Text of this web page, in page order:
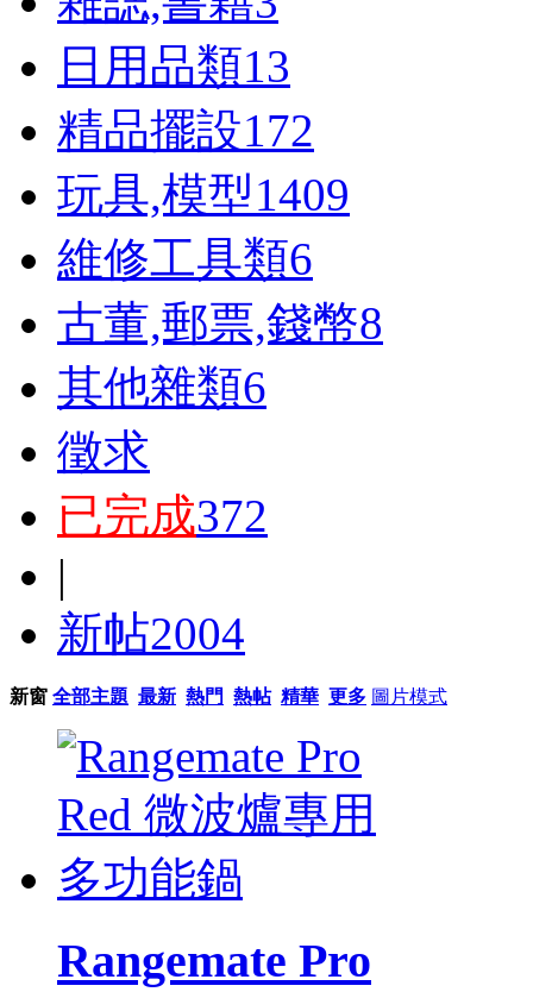
日用品類13
精品擺設172
玩具,模型1409
維修工具類6
古董,郵票,錢幣8
其他雜類6
徵求
已完成372
|
新帖2004
新窗 全部主題 最新 熱門 熱帖 精華 更多 圖片模式
Rangemate Pro